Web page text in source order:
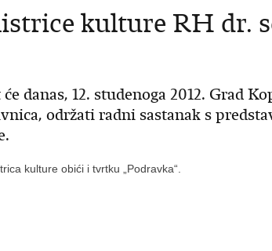
kulture RH dr.
12. studenoga 2012. Grad
održati radni sastanak s
kulture obići i tvrtku „Podravka“.